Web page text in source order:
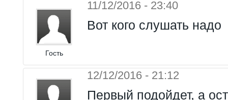
Гость
11/12/2016 - 23:40
Вот кого слушать надо
12/12/2016 - 21:12
Первый подойдет, а